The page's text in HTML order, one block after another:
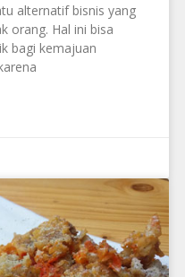
alternatif bisnis yang
orang. Hal ini bisa
bagi kemajuan